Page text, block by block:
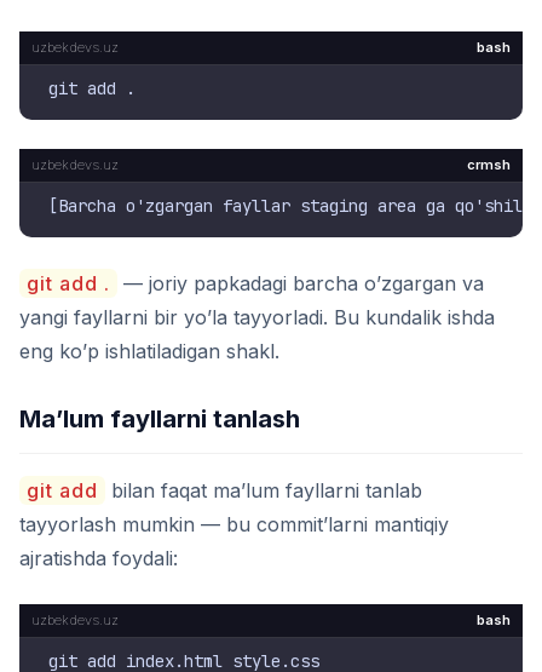
bash
crmsh
git add .
— joriy papkadagi barcha o’zgargan va
yangi fayllarni bir yo’la tayyorladi. Bu kundalik ishda
eng ko’p ishlatiladigan shakl.
Ma’lum fayllarni tanlash
git add
bilan faqat ma’lum fayllarni tanlab
tayyorlash mumkin — bu commit’larni mantiqiy
ajratishda foydali:
bash